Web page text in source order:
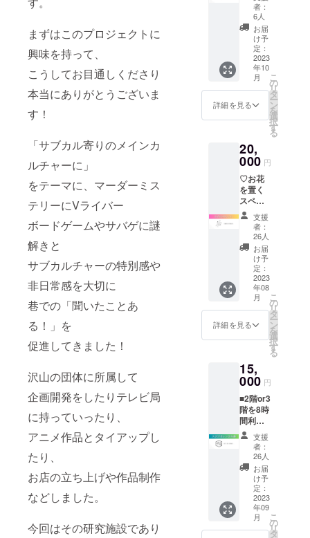
まずはこのプロジェクトに
興味を持って、
こうしてお目通しくださり
本当にありがとうございま
す！
「サブカル寄りのメインカ
ルチャーに」
をテーマに、マーダーミス
テリーにVライバー
ボードゲームやサバゲに謎
解きと
サブカルチャーの特別感や
非日常感を大切に
巷での「聞いたことあ
る！」を
促進してきました！
沢山の団体に所属して
企画開発をしたりテレビ局
に持っていったり、
アニメ作品とタイアップし
たり、
お店の立ち上げや作品制作
などしました。
今回はその研究施設であり
を一緒に体
験し、「特
別な貴方」
になるので
す。想像の
数だけ世界
は広がりま
す。特別な
した仲間と
絆を創造し
ましょう。
StudioOZON
はコンテン
ツを通し
て、魔法の
ような世界
に貴方と貴
方を連れて
行きます。
す。 ※
支援を
申し込
む際
に、 任
意で金
額を引
き上げ
ること
が可能
です。
援する
プラン
です。
心意気
と気持
ちを全
力で受
け取っ
て、 楽
しいを
発展さ
す！ 応
援への
お礼の
お手紙
と記念
品を郵
送しま
す。 ※
記念品
はお名
前と
メッ
セージ
の入っ
た アク
リルブ
ロック
を1つ郵
送し、
同様の
ものを
店内に
展示し
ます。
者：
6人
お届
け予
定：
2023
年10
月
詳細を見る
こ
の
リ
タ
ー
ン
を
選
択
す
る
20,
000 円
♡お花
を置く
スペー
スが少
ないた
め、 ク
ラファ
ンを通
してご
支援い
ただく
プラン
です。
レセプ
ション
などの
中、(8
月中旬
～9月
末) お名
前を装
飾して
掲示い
たしま
す。 備
考欄に
掲載し
たいお
名前を
記載く
ださ
い。 ※
支援
者：
26人
お届
け予
定：
2023
年08
月
詳細を見る
こ
の
リ
タ
ー
ン
を
選
択
す
る
15,
000 円
■2階or3
階を8時
間利用
できる
券で
す。 商
用非商
用問わ
ずご利
用いた
だけま
す。
2024年
支援
者：
26人
お届
け予
定：
2023
年09
月
こ
の
リ
タ